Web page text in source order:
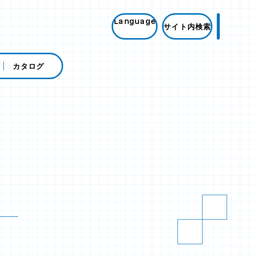
Language
サイト内検索
カタログ